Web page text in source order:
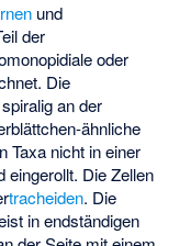
und
der
oder
Die
an der
ähnliche
Taxa nicht in einer
eingerollt. Die Zellen
tracheiden. Die
in endständigen